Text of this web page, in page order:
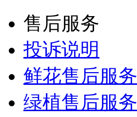
售后服务
投诉说明
鲜花售后服务
绿植售后服务